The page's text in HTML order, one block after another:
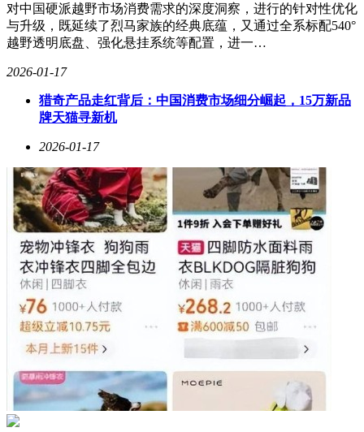
对中国硬派越野市场消费需求的深度洞察，进行的针对性优化
与升级，既延续了烈马家族的经典底蕴，又通过全系标配540°
越野透明底盘、强化悬挂系统等配置，进一…
2026-01-17
猎奇产品走红背后：中国消费市场细分崛起，15万新品
牌天猫寻新机
2026-01-17